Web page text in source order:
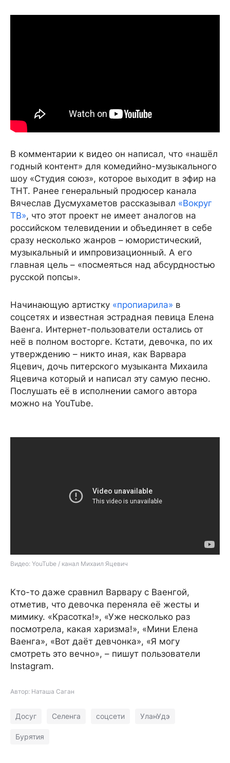
В комментарии к видео он написал, что «нашёл
годный контент» для комедийно-музыкального
шоу «Студия союз», которое выходит в эфир на
ТНТ. Ранее генеральный продюсер канала
Вячеслав Дусмухаметов рассказывал «Вокруг
ТВ», что этот проект не имеет аналогов на
российском телевидении и объединяет в себе
сразу несколько жанров – юмористический,
музыкальный и импровизационный. А его
главная цель – «посмеяться над абсурдностью
русской попсы».
Начинающую артистку «пропиарила» в
соцсетях и известная эстрадная певица Елена
Ваенга. Интернет-пользователи остались от
неё в полном восторге. Кстати, девочка, по их
утверждению – никто иная, как Варвара
Яцевич, дочь питерского музыканта Михаила
Яцевича который и написал эту самую песню.
Послушать её в исполнении самого автора
можно на YouTube.
Видео: YouTube / канал Михаил Яцевич
Кто-то даже сравнил Варвару с Ваенгой,
отметив, что девочка переняла её жесты и
мимику. «Красотка!», «Уже несколько раз
посмотрела, какая харизма!», «Мини Елена
Ваенга», «Вот даёт девчонка», «Я могу
смотреть это вечно», – пишут пользователи
Instagram.
Автор: Наташа Саган
Досуг Селенга соцсети УланУдэ
Бурятия